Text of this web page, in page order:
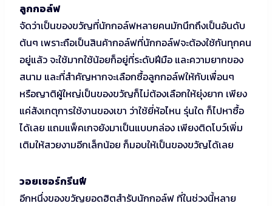
ลูกกอล์ฟ
จัดว่าเป็นของขวัญที่นักกอล์ฟหลายคนมักนึกถึงเป็นอันดับ
ต้นๆ เพราะถือเป็นสินค้ากอล์ฟที่นักกอล์ฟจะต้องใช้กันทุกคน
อยู่แล้ว จะใช้มากใช้น้อยก็อยู่ที่ระดับฝีมือ และความยากของ
สนาม และที่สำคัญหากจะเลือกซื้อลูกกอล์ฟให้กับเพื่อนๆ
หรือญาติผู้ใหญ่เป็นของขวัญก็ไม่ต้องเลือกให้ยุ่งยาก เพียง
แค่สังเกตุการใช้งานของเขา ว่าใช้ยี่ห้อไหน รุ่นใด ก็ไปหาซื้อ
ได้เลย แถมแพ็คเกจยังมาเป็นแบบกล่อง เพียงติดโบว์เพิ่ม
เติมให้สวยงามอีกเล็กน้อย ก็มอบให้เป็นของขวัญได้เลย
วอยเชอร์กรีนฟี
อีกหนึ่งของขวัญยอดฮิตสำรับนักกอล์ฟ ที่ในช่วงนี้หลาย